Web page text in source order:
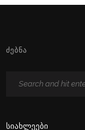
ᲫᲔᲑᲜᲐ
Სიახლეები